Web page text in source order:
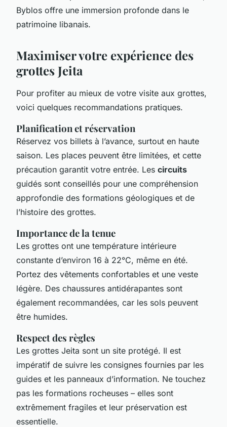
Byblos offre une immersion profonde dans le
patrimoine libanais.
Maximiser votre expérience des
grottes Jeita
Pour profiter au mieux de votre visite aux grottes,
voici quelques recommandations pratiques.
Planification et réservation
Réservez vos billets à l’avance, surtout en haute
saison. Les places peuvent être limitées, et cette
précaution garantit votre entrée. Les circuits
guidés sont conseillés pour une compréhension
approfondie des formations géologiques et de
l’histoire des grottes.
Importance de la tenue
Les grottes ont une température intérieure
constante d’environ 16 à 22°C, même en été.
Portez des vêtements confortables et une veste
légère. Des chaussures antidérapantes sont
également recommandées, car les sols peuvent
être humides.
Respect des règles
Les grottes Jeita sont un site protégé. Il est
impératif de suivre les consignes fournies par les
guides et les panneaux d’information. Ne touchez
pas les formations rocheuses – elles sont
extrêmement fragiles et leur préservation est
essentielle.